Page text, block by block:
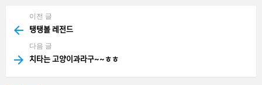
more
이전 글
탱탱볼 레전드
다음 글
치타는 고양이과라구~~ㅎㅎ